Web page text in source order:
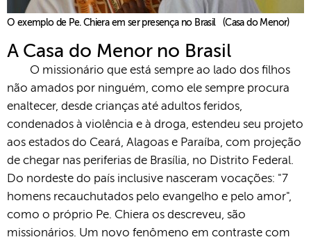
O exemplo de Pe. Chiera em ser presença no Brasil (Casa do Menor)
A Casa do Menor no Brasil
O missionário que está sempre ao lado dos filhos
não amados por ninguém, como ele sempre procura
enaltecer, desde crianças até adultos feridos,
condenados à violência e à droga, estendeu seu projeto
aos estados do Ceará, Alagoas e Paraíba, com projeção
de chegar nas periferias de Brasília, no Distrito Federal.
Do nordeste do país inclusive nasceram vocações: "7
homens recauchutados pelo evangelho e pelo amor",
como o próprio Pe. Chiera os descreveu, são
missionários. Um novo fenômeno em contraste com